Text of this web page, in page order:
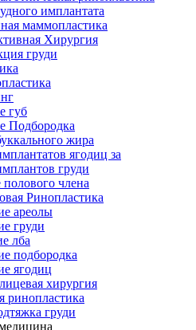
имплантата
маммопластика
Хирургия
груди
губ
Подбородка
жира
ягодиц за
груди
члена
Ринопластика
ареолы
груди
лба
подбородка
ягодиц
хирургия
ринопластика
груди